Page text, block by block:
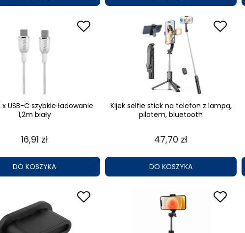
x USB-C szybkie ładowanie
1,2m biały
16,91 zł
DO KOSZYKA
Kijek selfie stick na telefon z lampą,
pilotem, bluetooth
47,70 zł
DO KOSZYKA